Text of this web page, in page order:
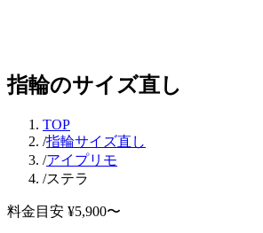
指輪のサイズ直し
TOP
/指輪サイズ直し
/アイプリモ
/ステラ
料金目安 ¥5,900〜